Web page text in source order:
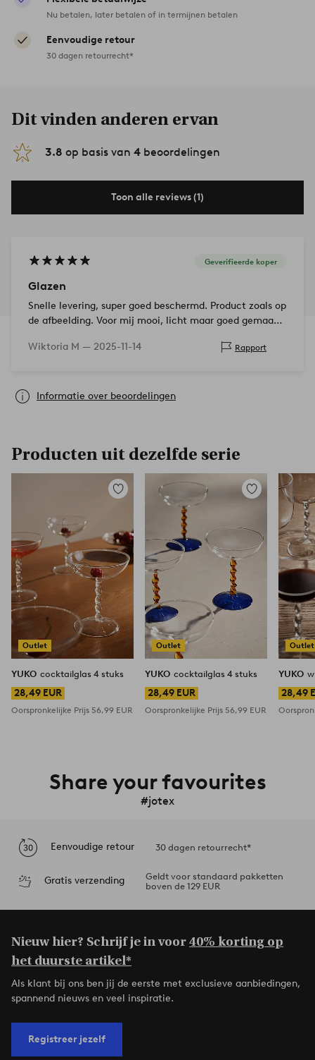
Nu betalen, later betalen of in termijnen betalen
Eenvoudige retour
30 dagen retourrecht*
Dit vinden anderen ervan
3.8 op basis van 4 beoordelingen
Toon alle reviews (1)
Geverifieerde koper
Glazen
Snelle levering, super goed beschermd. Product zoals op
de afbeelding. Voor mij mooi, licht maar goed gemaakt.
het glas
Wiktoria M — 2025-11-14 Rapport
Informatie over beoordelingen
Producten uit dezelfde serie
Outlet
Toevoegen
YUKO cocktailglas 4 stuks
28,49 EUR
Oorspronkelijke Prijs 56,99 EUR
Outlet
Toevoegen
favorieten
YUKO cocktailglas 4 stuks
28,49 EUR
Oorspronkelijke Prijs 56,99 EUR
Outlet
YUKO
28,49
Share your favourites
#jotex
Eenvoudige retour 30 dagen retourrecht*
Gratis verzending
Geldt voor standaard pakketten
boven de 129 EUR
Nieuw hier? Schrijf je in voor40% korting op
het duurste artikel*
Als klant bij ons ben jij de eerste met exclusieve aanbiedingen,
spannend nieuws en veel inspiratie.
Registreer jezelf